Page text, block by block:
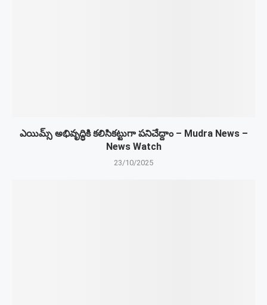
ఎయిమ్స్ అభివృద్ధికి కలిసికట్టుగా పనిచేద్దాం – Mudra News –
News Watch
23/10/2025